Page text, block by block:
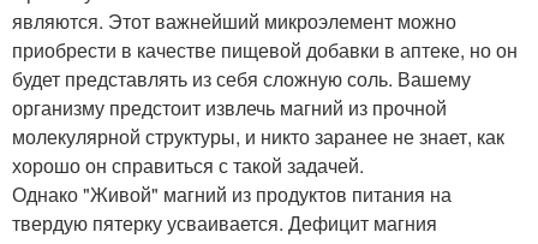
являются. Этот важнейший микроэлемент можно
приобрести в качестве пищевой добавки в аптеке, но он
будет представлять из себя сложную соль. Вашему
организму предстоит извлечь магний из прочной
молекулярной структуры, и никто заранее не знает, как
хорошо он справиться с такой задачей.
Однако "Живой" магний из продуктов питания на
твердую пятерку усваивается. Дефицит магния